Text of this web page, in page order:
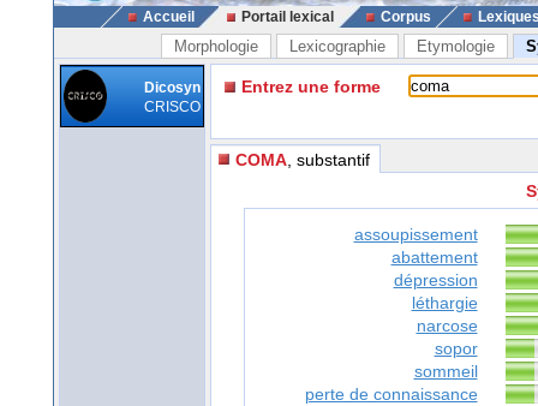
Accueil Portail lexical Corpus
Morphologie Lexicographie Etymologie
Dicosyn
CRISCO
Entrez une forme
COMA , substantif
assoupissement
abattement
dépression
léthargie
narcose
sopor
sommeil
perte de connaissance